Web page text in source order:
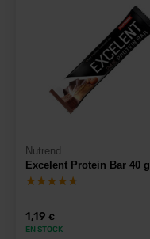
Nutrend
Excelent Protein Bar 40 g
1,19 €
EN STOCK